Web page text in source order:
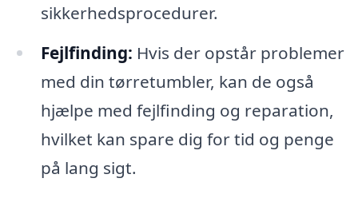
sikkerhedsprocedurer.
Fejlfinding: Hvis der opstår problemer
med din tørretumbler, kan de også
hjælpe med fejlfinding og reparation,
hvilket kan spare dig for tid og penge
på lang sigt.